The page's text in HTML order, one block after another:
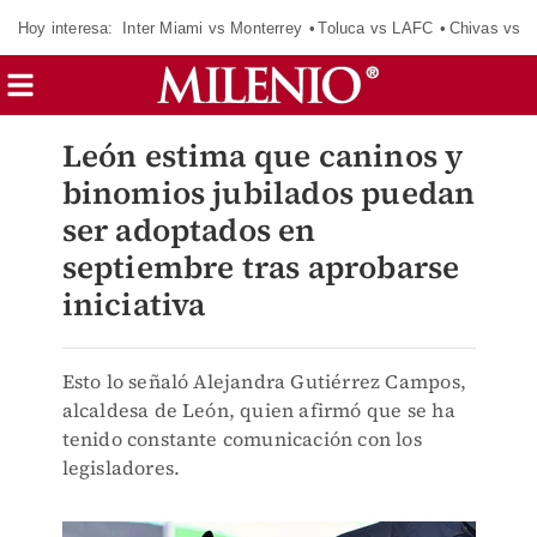
Hoy interesa: Inter Miami vs Monterrey Toluca vs LAFC Chivas vs
León estima que caninos y
binomios jubilados puedan
ser adoptados en
septiembre tras aprobarse
iniciativa
Esto lo señaló Alejandra Gutiérrez Campos,
alcaldesa de León, quien afirmó que se ha
tenido constante comunicación con los
legisladores.